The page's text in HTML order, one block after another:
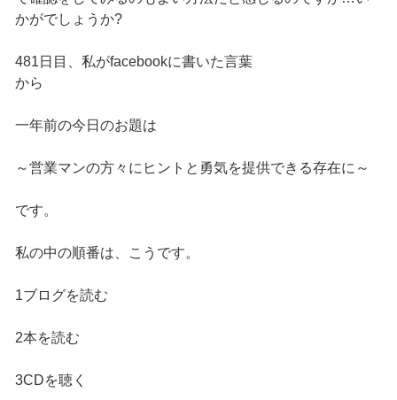
かがでしょうか?
481日目、私がfacebookに書いた言葉
から
一年前の今日のお題は
～営業マンの方々にヒントと勇気を提供できる存在に～
です。
私の中の順番は、こうです。
1ブログを読む
2本を読む
3CDを聴く